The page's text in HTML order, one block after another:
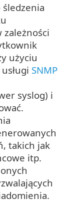
użyciu
SNMP
syslog) i
takich jak
itp.